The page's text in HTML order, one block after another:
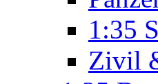
1:35
Zivil